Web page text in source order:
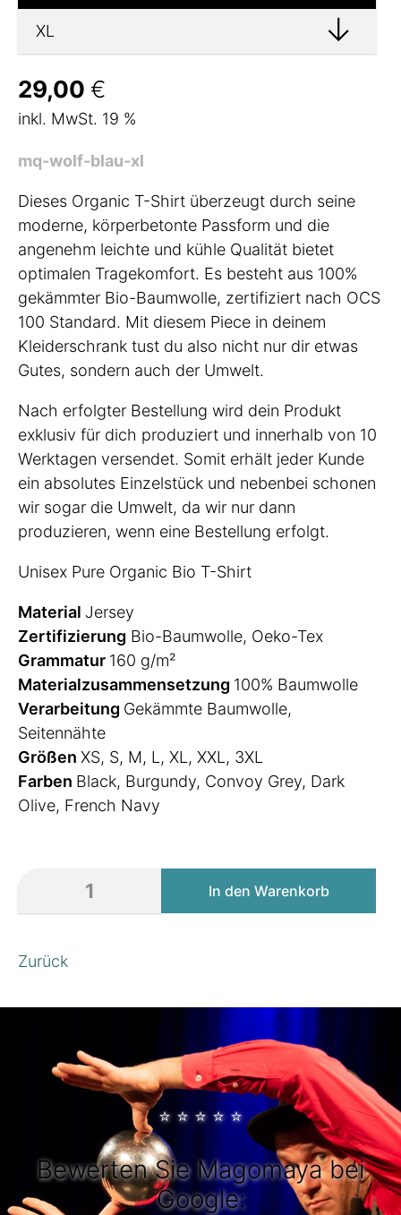
29,00 €
inkl. MwSt. 19 %
mq-wolf-blau-xl
Dieses Organic T-Shirt überzeugt durch seine
moderne, körperbetonte Passform und die
angenehm leichte und kühle Qualität bietet
optimalen Tragekomfort. Es besteht aus 100%
gekämmter Bio-Baumwolle, zertifiziert nach OCS
100 Standard. Mit diesem Piece in deinem
Kleiderschrank tust du also nicht nur dir etwas
Gutes, sondern auch der Umwelt.
Nach erfolgter Bestellung wird dein Produkt
exklusiv für dich produziert und innerhalb von 10
Werktagen versendet. Somit erhält jeder Kunde
ein absolutes Einzelstück und nebenbei schonen
wir sogar die Umwelt, da wir nur dann
produzieren, wenn eine Bestellung erfolgt.
Unisex Pure Organic Bio T-Shirt
Material Jersey
Zertifizierung Bio-Baumwolle, Oeko-Tex
Grammatur 160 g/m²
Materialzusammensetzung 100% Baumwolle
Verarbeitung Gekämmte Baumwolle,
Seitennähte
Größen XS, S, M, L, XL, XXL, 3XL
Farben Black, Burgundy, Convoy Grey, Dark
Olive, French Navy
Zurück
⭐ ⭐ ⭐ ⭐ ⭐
Bewerten Sie Magomaya bei
Google: